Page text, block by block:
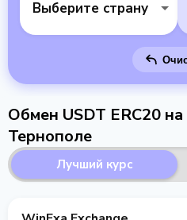
Выберите страну
Обмен USDT ERC20
Тернополе
Лучший курс